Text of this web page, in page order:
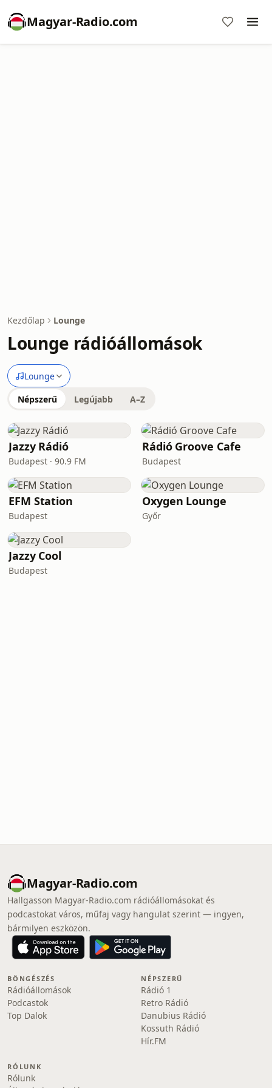
Magyar-Radio.com
Kezdőlap Lounge
Lounge rádióállomások
Lounge
Népszerű Legújabb A–Z
Jazzy Rádió
Budapest · 90.9 FM
Rádió Groove Cafe
Budapest
EFM Station
Budapest
Oxygen Lounge
Győr
Jazzy Cool
Budapest
Magyar-Radio.com
Hallgasson Magyar-Radio.com rádióállomásokat és
podcastokat város, műfaj vagy hangulat szerint — ingyen,
bármilyen eszközön.
BÖNGÉSZÉS
Rádióállomások
Podcastok
Top Dalok
NÉPSZERŰ
Rádió 1
Retro Rádió
Danubius Rádió
Kossuth Rádió
Hír.FM
RÓLUNK
Rólunk